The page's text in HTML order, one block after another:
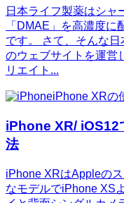
日本ライフ製薬はシャ
「DMAE」を高濃度
です。 さて、そんな
のウェブサイトを運営
リエイト...
iPhone XRの
iPhone XR/ iOS12
法
iPhone XRはAppleの
なモデルでiPhone XS